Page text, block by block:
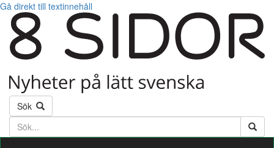
Gå direkt till textinnehåll
Sök
Söktext